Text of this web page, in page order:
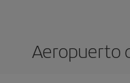
Aeropuerto